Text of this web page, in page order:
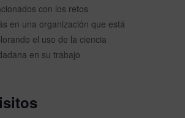
con los retos
en una organización que está
el uso de la ciencia
en su trabajo